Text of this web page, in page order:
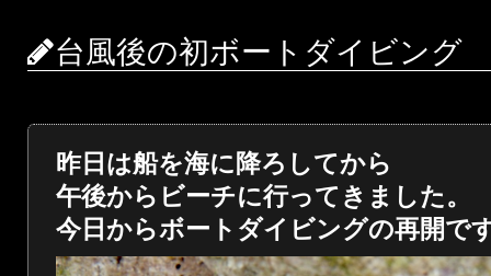
台風後の初ボートダイビング
昨日は船を海に降ろしてから
午後からビーチに行ってきました。
今日からボートダイビングの再開で